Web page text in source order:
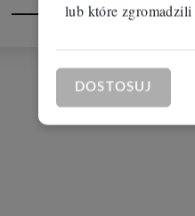
lub które zgromadzili
DOSTOSUJ
155 000 zł